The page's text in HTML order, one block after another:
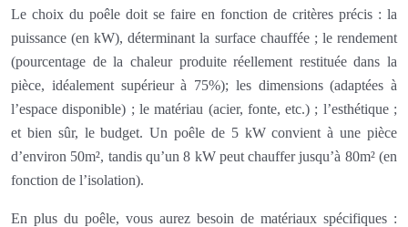
Le choix du poêle doit se faire en fonction de critères précis : la
puissance (en kW), déterminant la surface chauffée ; le rendement
(pourcentage de la chaleur produite réellement restituée dans la
pièce, idéalement supérieur à 75%); les dimensions (adaptées à
l’espace disponible) ; le matériau (acier, fonte, etc.) ; l’esthétique ;
et bien sûr, le budget. Un poêle de 5 kW convient à une pièce
d’environ 50m², tandis qu’un 8 kW peut chauffer jusqu’à 80m² (en
fonction de l’isolation).
En plus du poêle, vous aurez besoin de matériaux spécifiques :